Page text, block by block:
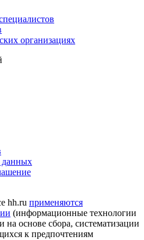
организациях
данных
hh.ru применяются
(информационные технологии
основе сбора, систематизации
к предпочтениям